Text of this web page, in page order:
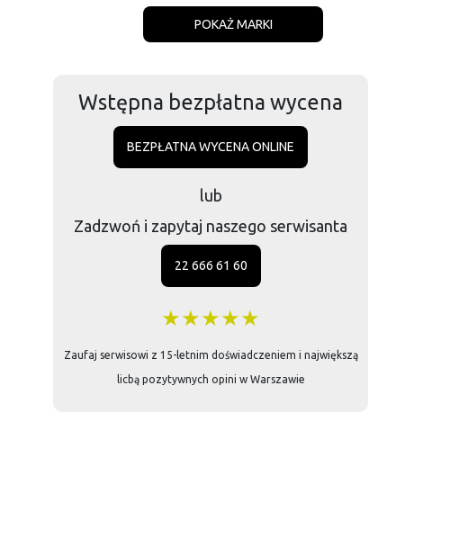
POKAŻ MARKI
Wstępna bezpłatna wycena
BEZPŁATNA WYCENA ONLINE
lub
Zadzwoń i zapytaj naszego serwisanta
22 666 61 60
★★★★★
Zaufaj serwisowi z 15-letnim doświadczeniem i największą
licbą pozytywnych opini w Warszawie